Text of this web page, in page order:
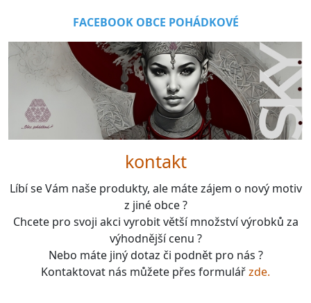
FACEBOOK OBCE POHÁDKOVÉ
kontakt
Líbí se Vám naše produkty, ale máte zájem o nový motiv
z jiné obce ?
Chcete pro svoji akci vyrobit větší množství výrobků za
výhodnější cenu ?
Nebo máte jiný dotaz či podnět pro nás ?
Kontaktovat nás můžete přes formulářzde.